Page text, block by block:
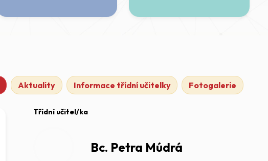
Aktuality Informace třídní učitelky Fotogalerie
Třídní učitel/ka
Bc. Petra Múdrá